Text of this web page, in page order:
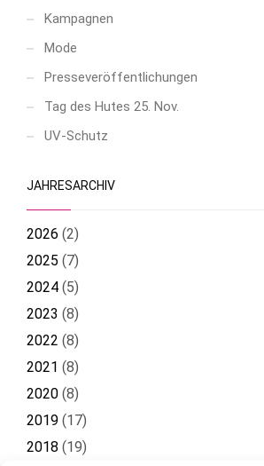
Kampagnen
Mode
Presseveröffentlichungen
Tag des Hutes 25. Nov.
UV-Schutz
JAHRESARCHIV
2026 (2)
2025 (7)
2024 (5)
2023 (8)
2022 (8)
2021 (8)
2020 (8)
2019 (17)
2018 (19)